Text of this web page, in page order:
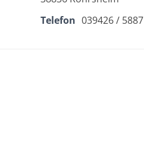
Telefon 039426 / 5887